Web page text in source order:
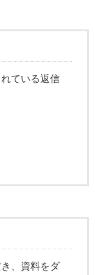
ている返信
、資料をダ